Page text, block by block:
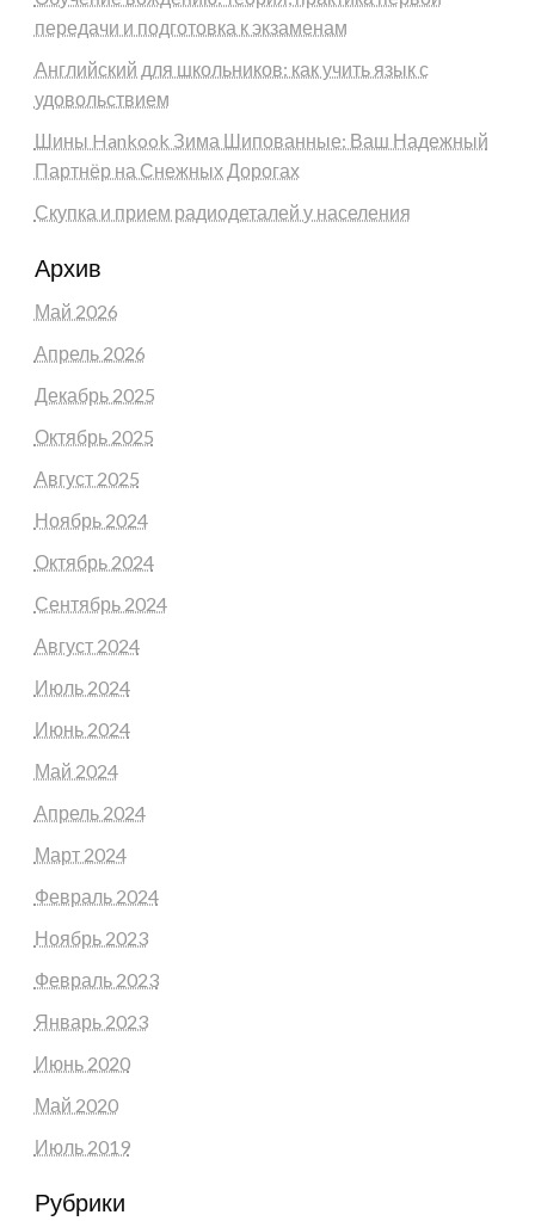
передачи и подготовка к экзаменам
Английский для школьников: как учить язык с
удовольствием
Шины Hankook Зима Шипованные: Ваш Надежный
Партнёр на Снежных Дорогах
Скупка и прием радиодеталей у населения
Архив
Май 2026
Апрель 2026
Декабрь 2025
Октябрь 2025
Август 2025
Ноябрь 2024
Октябрь 2024
Сентябрь 2024
Август 2024
Июль 2024
Июнь 2024
Май 2024
Апрель 2024
Март 2024
Февраль 2024
Ноябрь 2023
Февраль 2023
Январь 2023
Июнь 2020
Май 2020
Июль 2019
Рубрики